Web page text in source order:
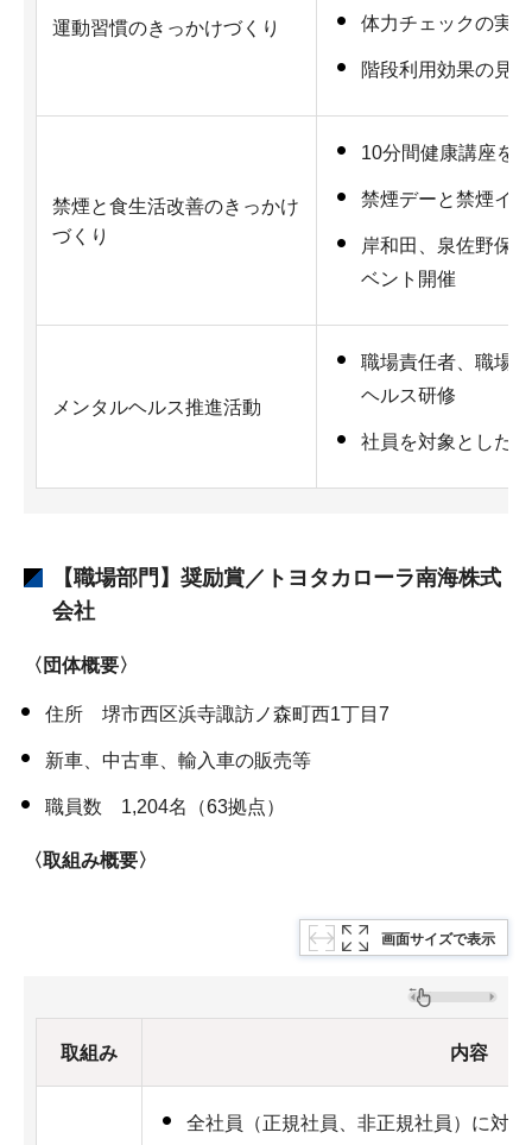
運動習慣のきっかけづくり 体力チェックの実施
階段利用効果の見
禁煙と食生活改善のきっかけ
づくり
10分間健康講座を
禁煙デーと禁煙イ
岸和田、泉佐野保
ベント開催
メンタルヘルス推進活動
職場責任者、職場
ヘルス研修
社員を対象とした
【職場部門】奨励賞／トヨタカローラ南海株式
会社
〈団体概要〉
住所 堺市西区浜寺諏訪ノ森町西1丁目7
新車、中古車、輸入車の販売等
職員数 1,204名（63拠点）
〈取組み概要〉
画面サイズで表示
取組み 内容
全社員（正規社員、非正規社員）に対